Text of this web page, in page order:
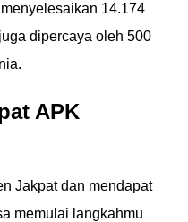
14.174
dipercaya oleh 500
APK
Jakpat dan mendapat
memulai langkahmu